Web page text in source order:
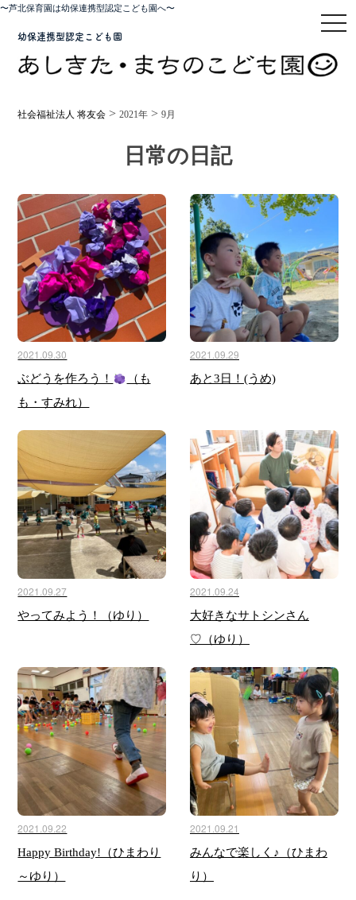
〜芦北保育園は幼保連携型認定こども園へ〜
幼保連携型認定こども園
社会福祉法人 将友会 >2021年 >9月
日常の日記
2021.09.30
ぶどうを作ろう！
（も
も・すみれ）
2021.09.29
あと3日！(うめ)
2021.09.27
やってみよう！（ゆり）
2021.09.24
大好きなサトシンさん
♡（ゆり）
2021.09.22
Happy Birthday!（ひまわり
～ゆり）
2021.09.21
みんなで楽しく♪（ひまわ
り）